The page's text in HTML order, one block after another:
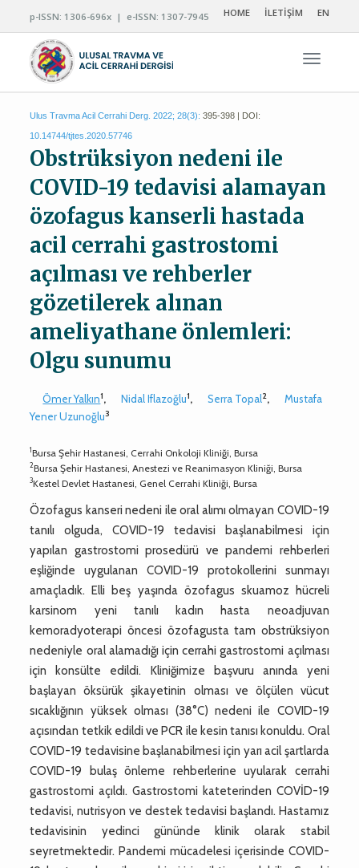
p-ISSN: 1306-696x | e-ISSN: 1307-7945 HOME İLETİŞİM EN
Ulus Travma Acil Cerrahi Derg. 2022; 28(3): 395-398 | DOI:
10.14744/tjtes.2020.57746
Obstrüksiyon nedeni ile
COVID-19 tedavisi alamayan
özofagus kanserli hastada
acil cerrahi gastrostomi
açılması ve rehberler
gözetilerek alınan
ameliyathane önlemleri:
Olgu sunumu
Ömer Yalkın1, Nidal Iflazoğlu1, Serra Topal2,
Mustafa
Yener Uzunoğlu3
1Bursa Şehir Hastanesi, Cerrahi Onkoloji Kliniği, Bursa
2Bursa Şehir Hastanesi, Anestezi ve Reanimasyon Kliniği, Bursa
3Kestel Devlet Hastanesi, Genel Cerrahi Kliniği, Bursa
Özofagus kanseri nedeni ile oral alımı olmayan COVID-19
tanılı olguda, COVID-19 tedavisi başlanabilmesi için
yapılan gastrostomi prosedürü ve pandemi rehberleri
eşliğinde uygulanan COVID-19 protokollerini sunmayı
amaçladık. Elli beş yaşında özofagus skuamoz hücreli
karsinom yeni tanılı kadın hasta neoadjuvan
kemoradyoterapi öncesi özofagusta tam obstrüksiyon
nedeniyle oral alamadığı için cerrahi gastrostomi açılması
için konsülte edildi. Kliniğimize başvuru anında yeni
başlayan öksürük şikayetinin olması ve ölçülen vücut
sıcaklığının yüksek olması (38°C) nedeni ile COVID-19
açısından tetkik edildi ve PCR ile kesin tanısı konuldu. Oral
COVID-19 tedavisine başlanabilmesi için yarı acil şartlarda
COVID-19 bulaş önleme rehberlerine uyularak cerrahi
gastrostomi açıldı. Gastrostomi kateterinden COVİD-19
tedavisi, nutrisyon ve destek tedavisi başlandı. Hastamız
tedavisinin yedinci gününde klinik olarak stabil
seyretmektedir. Pandemi mücadelesi içerisinde COVID-